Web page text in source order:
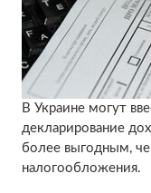
В Украине могут
декларирование
более выгодным,
налогообложения.